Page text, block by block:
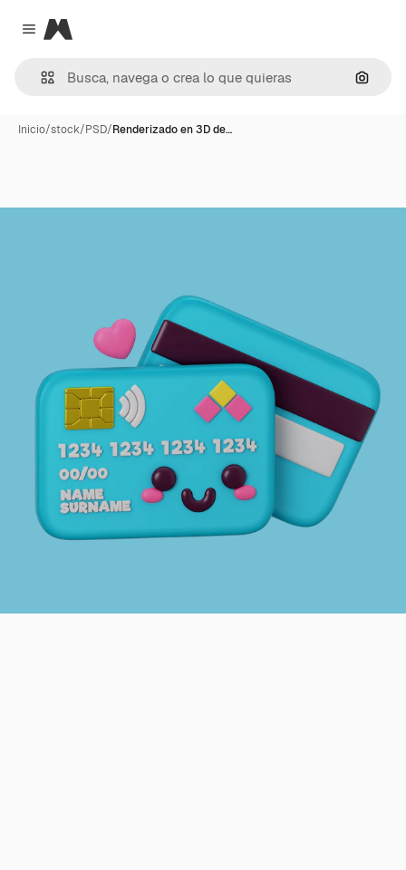
Close menu
Magnific
Inicio/stock/PSD/Renderizado en 3D de…